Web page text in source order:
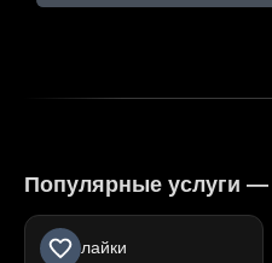
Популярные услуги —
лайки